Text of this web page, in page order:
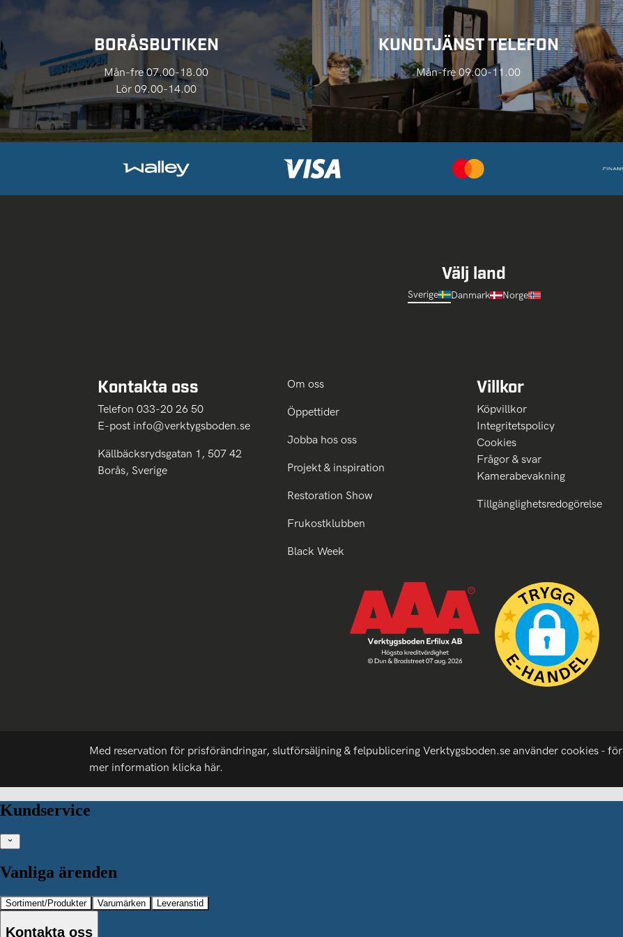
BORÅSBUTIKEN
Mån-fre 07.00-18.00
Lör 09.00-14.00
KUNDTJÄNST TELEFON
Mån-fre 09.00-11.00
Välj land
Sverige Danmark Norge
Kontakta oss
Telefon 033-20 26 50
E-post info@verktygsboden.se
Källbäcksrydsgatan 1, 507 42
Borås, Sverige
Om oss
Öppettider
Jobba hos oss
Projekt & inspiration
Restoration Show
Frukostklubben
Black Week
Villkor
Köpvillkor
Integritetspolicy
Cookies
Frågor & svar
Kamerabevakning
Tillgänglighetsredogörelse
Med reservation för prisförändringar, slutförsäljning & felpublicering Verktygsboden.se använder cookies - för
mer information klicka här.